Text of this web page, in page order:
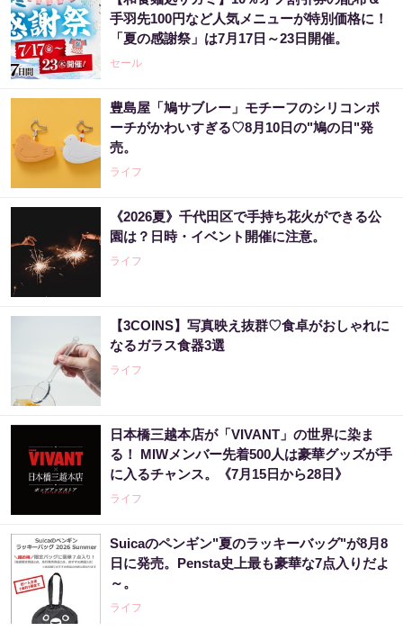
手羽先100円など人気メニューが特別価格に！
「夏の感謝祭」は7月17日～23日開催。
セール
豊島屋「鳩サブレー」モチーフのシリコンポ
ーチがかわいすぎる♡8月10日の"鳩の日"発
売。
ライフ
《2026夏》千代田区で手持ち花火ができる公
園は？日時・イベント開催に注意。
ライフ
【3COINS】写真映え抜群♡食卓がおしゃれに
なるガラス食器3選
ライフ
日本橋三越本店が「VIVANT」の世界に染ま
る！ MIWメンバー先着500人は豪華グッズが手
に入るチャンス。《7月15日から28日》
ライフ
Suicaのペンギン"夏のラッキーバッグ"が8月8
日に発売。Pensta史上最も豪華な7点入りだよ
～。
ライフ